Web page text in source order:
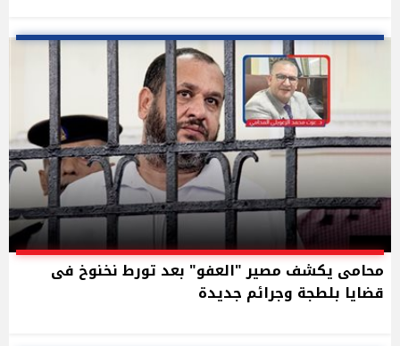
محامى يكشف مصير "العفو" بعد تورط نخنوخ فى
قضايا بلطجة وجرائم جديدة